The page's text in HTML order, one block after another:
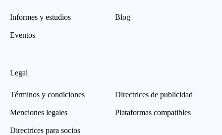
Informes y estudios
Eventos
Blog
Legal
Términos y condiciones
Menciones legales
Directrices para socios
Directrices de publicidad
Plataformas compatibles